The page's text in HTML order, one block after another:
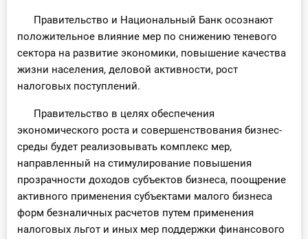
Правительство и Национальный Банк осознают
положительное влияние мер по снижению теневого
сектора на развитие экономики, повышение качества
жизни населения, деловой активности, рост
налоговых поступлений.
Правительство в целях обеспечения
экономического роста и совершенствования бизнес-
среды будет реализовывать комплекс мер,
направленный на стимулирование повышения
прозрачности доходов субъектов бизнеса, поощрение
активного применения субъектами малого бизнеса
форм безналичных расчетов путем применения
налоговых льгот и иных мер поддержки финансового